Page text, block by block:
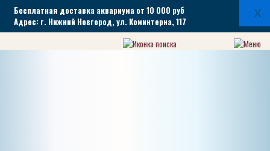
Бесплатная доставка аквариума от 10 000 руб
Адрес: г. Нижний Новгород, ул. Коминтерна, 117
X